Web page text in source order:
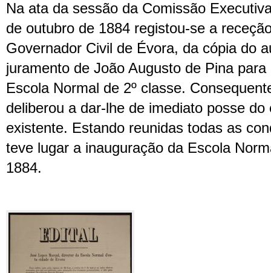
Na ata da sessão da Comissão
de outubro de 1884 registou-se a
Governador Civil de Évora, da cópia do
juramento de João Augusto de Pina
Escola Normal de 2º classe.
deliberou a dar-lhe de imediato posse
existente. Estando reunidas todas as
teve lugar a inauguração da Escola
1884.